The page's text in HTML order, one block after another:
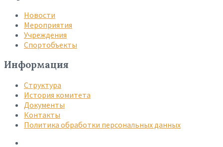
Новости
Мероприятия
Учреждения
Спортобъекты
Информация
Структура
История комитета
Документы
Контакты
Политика обработки персональных данных